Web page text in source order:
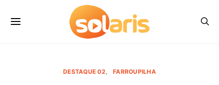
DESTAQUE 02 FARROUPILHA